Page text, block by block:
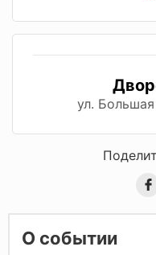
ул.
О событии